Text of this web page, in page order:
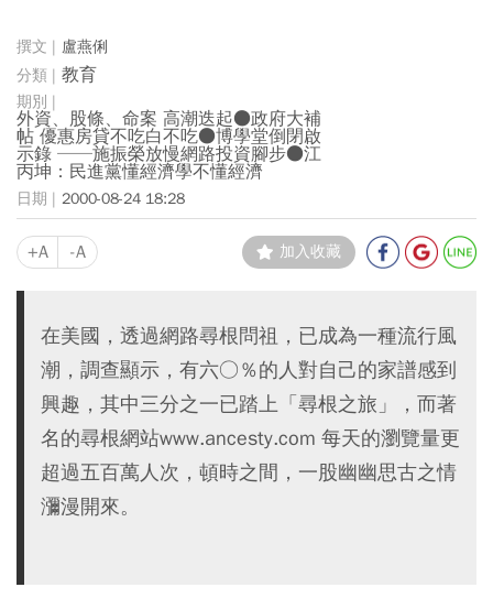
盧燕俐
教育
外資、股條、命案 高潮迭起●政府大補
帖 優惠房貸不吃白不吃●博學堂倒閉啟
示錄 ──施振榮放慢網路投資腳步●江
丙坤：民進黨懂經濟學不懂經濟
2000-08-24 18:28
+A -A 加入收藏
在美國，透過網路尋根問祖，已成為一種流行風
潮，調查顯示，有六○％的人對自己的家譜感到
興趣，其中三分之一已踏上「尋根之旅」，而著
名的尋根網站www.ancesty.com 每天的瀏覽量更
超過五百萬人次，頓時之間，一股幽幽思古之情
瀰漫開來。